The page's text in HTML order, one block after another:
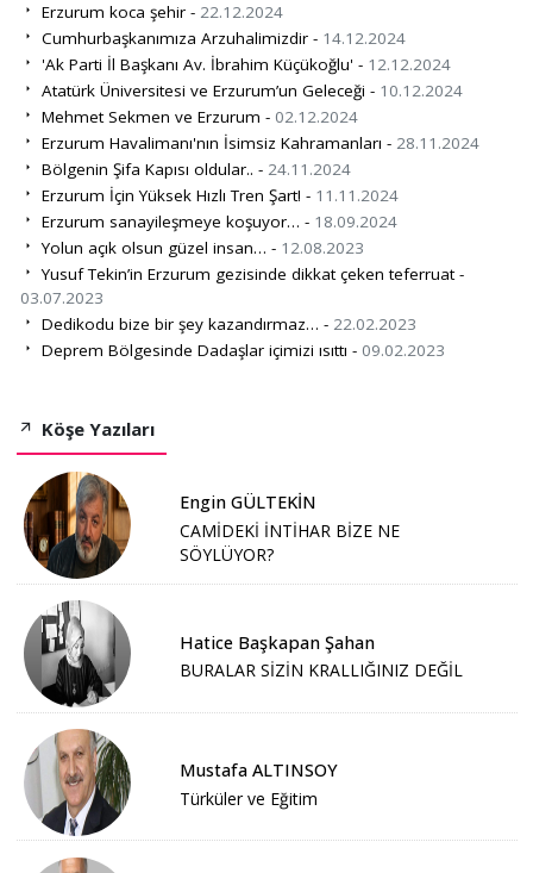
Erzurum koca şehir - 22.12.2024
Cumhurbaşkanımıza Arzuhalimizdir - 14.12.2024
'Ak Parti İl Başkanı Av. İbrahim Küçükoğlu' - 12.12.2024
Atatürk Üniversitesi ve Erzurum’un Geleceği - 10.12.2024
Mehmet Sekmen ve Erzurum - 02.12.2024
Erzurum Havalimanı'nın İsimsiz Kahramanları - 28.11.2024
Bölgenin Şifa Kapısı oldular.. - 24.11.2024
Erzurum İçin Yüksek Hızlı Tren Şart! - 11.11.2024
Erzurum sanayileşmeye koşuyor… - 18.09.2024
Yolun açık olsun güzel insan… - 12.08.2023
Yusuf Tekin’in Erzurum gezisinde dikkat çeken teferruat -
03.07.2023
Dedikodu bize bir şey kazandırmaz… - 22.02.2023
Deprem Bölgesinde Dadaşlar içimizi ısıttı - 09.02.2023
Köşe Yazıları
Engin GÜLTEKİN
CAMİDEKİ İNTİHAR BİZE NE
SÖYLÜYOR?
Hatice Başkapan Şahan
BURALAR SİZİN KRALLIĞINIZ DEĞİL
Mustafa ALTINSOY
Türküler ve Eğitim